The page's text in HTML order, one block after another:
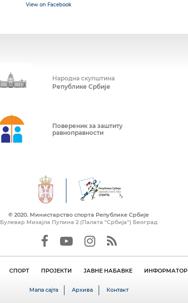
View on Facebook
Народна скупштина
Републике Србије
Повереник за заштиту
равноправности
© 2020. Mинистарство спорта Републике Србије
Булевар Михајла Пупина 2 (Палата “Србија”) Београд
СПОРТ ПРОЈЕКТИ ЈАВНЕ НАБАВКЕ ИНФОРМАТОР
Мапа сајта Архива Контакт